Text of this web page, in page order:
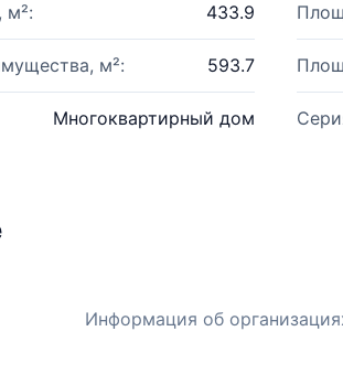
м²: 433.9
м²: 593.7
Многоквартирный дом
Информация об